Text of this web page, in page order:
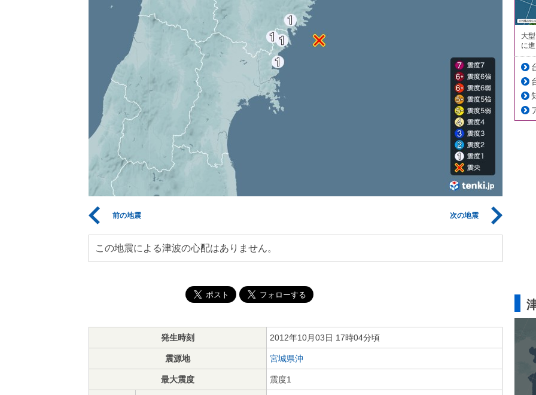
前の地震 次の地震
この地震による津波の心配はありません。
発生時刻 2012年10月03日 17時04分頃
震源地 宮城県沖
最大震度 震度1
大
に